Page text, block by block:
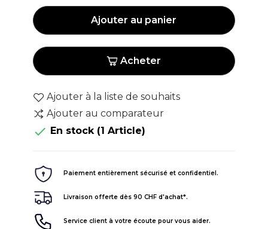
Ajouter au panier
Acheter
Ajouter à la liste de souhaits
Ajouter au comparateur
 En stock (1 Article)
Paiement entièrement sécurisé et confidentiel.
Livraison offerte dès 90 CHF d'achat*.
Service client à votre écoute pour vous aider.